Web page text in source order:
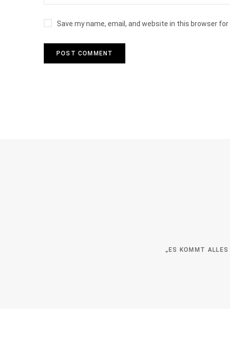
Save my name, email, and website in this browser
„ES KOMMT